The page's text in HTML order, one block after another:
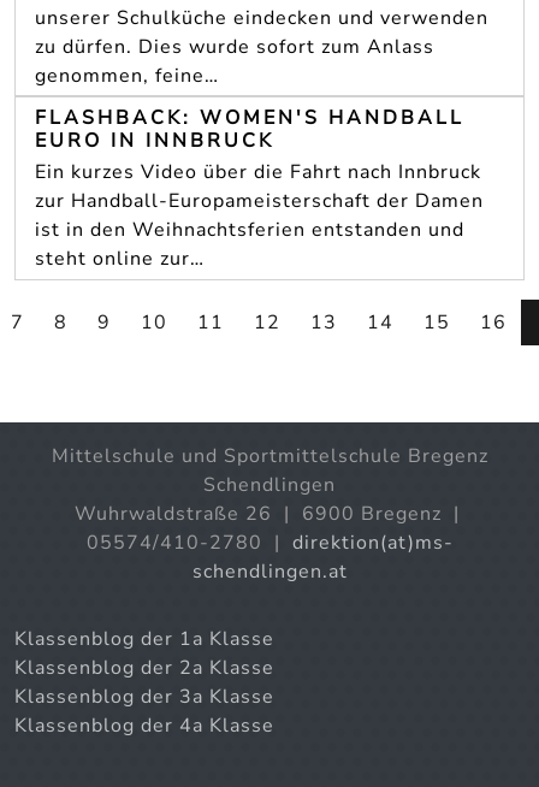
unserer Schulküche eindecken und verwenden
zu dürfen. Dies wurde sofort zum Anlass
genommen, feine…
FLASHBACK: WOMEN'S HANDBALL
EURO IN INNBRUCK
Ein kurzes Video über die Fahrt nach Innbruck
zur Handball-Europameisterschaft der Damen
ist in den Weihnachtsferien entstanden und
steht online zur…
7 8 9 10 11 12 13 14 15 16
Mittelschule und Sportmittelschule Bregenz
Schendlingen
Wuhrwaldstraße 26 | 6900 Bregenz |
05574/410-2780 | direktion(at)ms-
schendlingen.at
Klassenblog der 1a Klasse
Klassenblog der 2a Klasse
Klassenblog der 3a Klasse
Klassenblog der 4a Klasse